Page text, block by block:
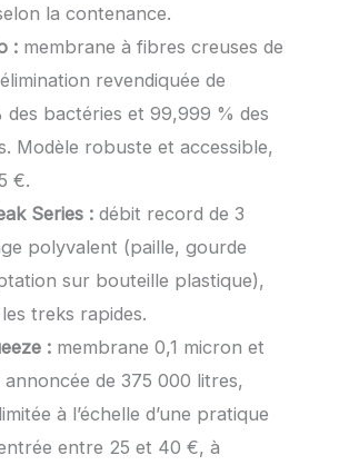
la contenance.
: membrane à fibres creuses de
revendiquée de
bactéries et 99,999 % des
Modèle robuste et accessible,
€.
Series : débit record de 3
polyvalent (paille, gourde
sur bouteille plastique),
treks rapides.
: membrane 0,1 micron et
annoncée de 375 000 litres,
à l’échelle d’une pratique
entre 25 et 40 €, à